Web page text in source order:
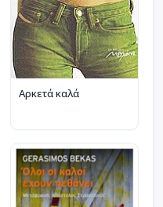
Αρκετά καλά